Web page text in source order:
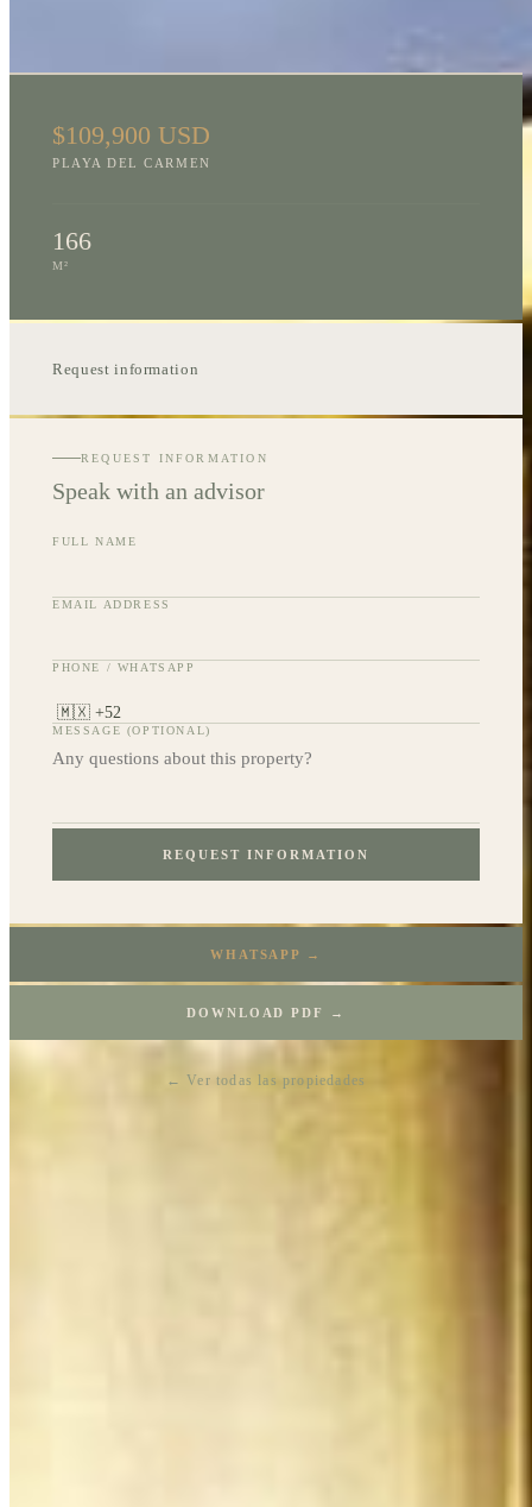
$109,900 USD
PLAYA DEL CARMEN
166
M²
Request information
REQUEST INFORMATION
Speak with an advisor
FULL NAME
EMAIL ADDRESS
PHONE / WHATSAPP
MESSAGE (OPTIONAL)
REQUEST INFORMATION
WHATSAPP →
DOWNLOAD PDF →
← Ver todas las propiedades